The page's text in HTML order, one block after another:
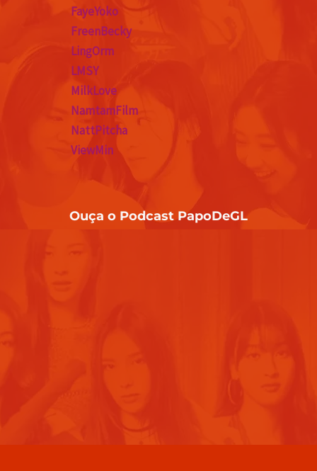
FayeYoko
FreenBecky
LingOrm
LMSY
MilkLove
NamtamFilm
NattPitcha
ViewMin
Ouça o Podcast PapoDeGL